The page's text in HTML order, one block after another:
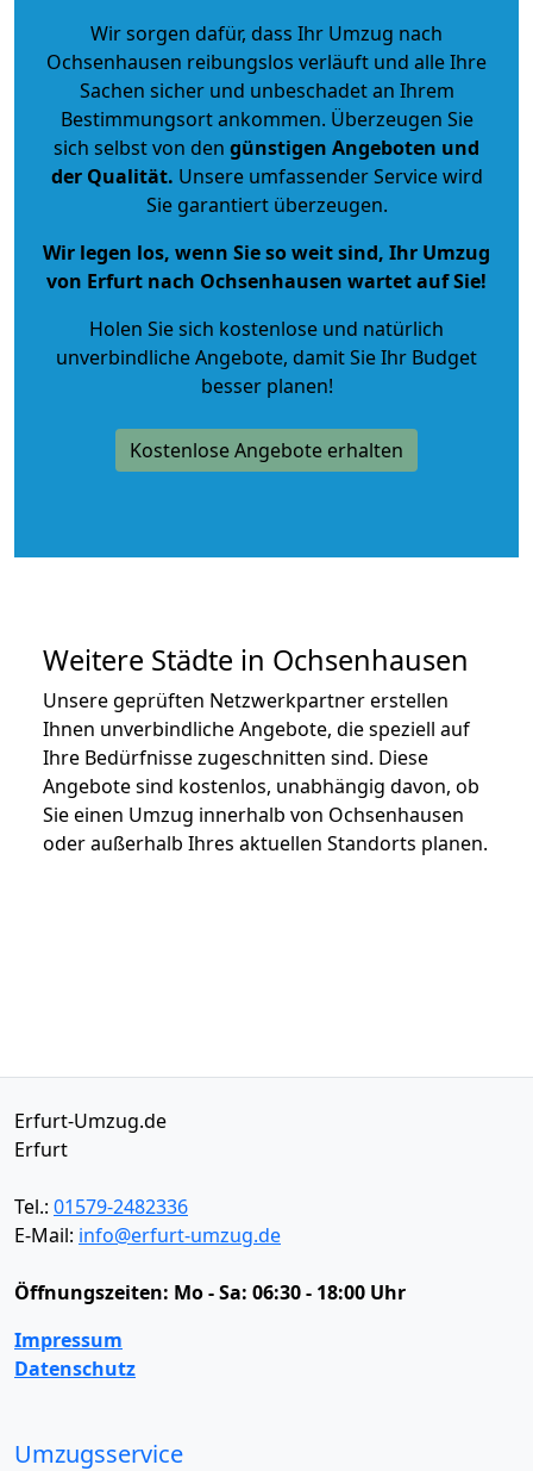
Wir sorgen dafür, dass Ihr Umzug nach
Ochsenhausen reibungslos verläuft und alle Ihre
Sachen sicher und unbeschadet an Ihrem
Bestimmungsort ankommen. Überzeugen Sie
sich selbst von den günstigen Angeboten und
der Qualität. Unsere umfassender Service wird
Sie garantiert überzeugen.
Wir legen los, wenn Sie so weit sind, Ihr Umzug
von Erfurt nach Ochsenhausen wartet auf Sie!
Holen Sie sich kostenlose und natürlich
unverbindliche Angebote, damit Sie Ihr Budget
besser planen!
Kostenlose Angebote erhalten
Weitere Städte in Ochsenhausen
Unsere geprüften Netzwerkpartner erstellen
Ihnen unverbindliche Angebote, die speziell auf
Ihre Bedürfnisse zugeschnitten sind. Diese
Angebote sind kostenlos, unabhängig davon, ob
Sie einen Umzug innerhalb von Ochsenhausen
oder außerhalb Ihres aktuellen Standorts planen.
Erfurt-Umzug.de
Erfurt
Tel.: 01579-2482336
E-Mail: info@erfurt-umzug.de
Öffnungszeiten: Mo - Sa: 06:30 - 18:00 Uhr
Impressum
Datenschutz
Umzugsservice